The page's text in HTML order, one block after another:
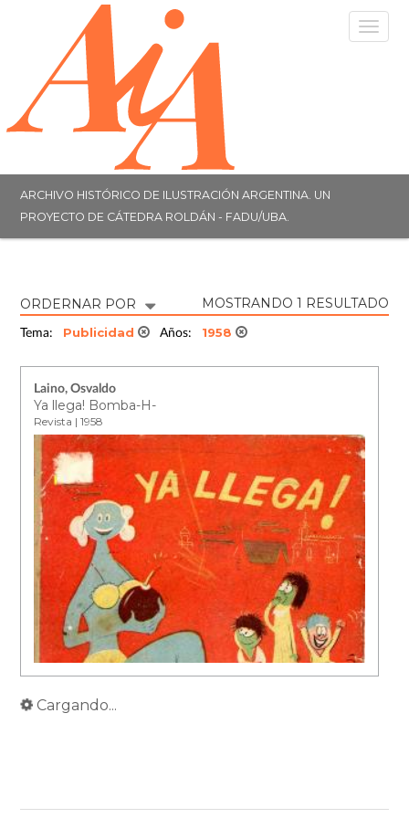
ARCHIVO HISTÓRICO DE ILUSTRACIÓN ARGENTINA. UN
PROYECTO DE CÁTEDRA ROLDÁN - FADU/UBA.
ORDERNAR POR MOSTRANDO 1 RESULTADO
Tema: Publicidad Años: 1958
Laino, Osvaldo
Ya llega! Bomba-H-
Revista | 1958
Cargando...